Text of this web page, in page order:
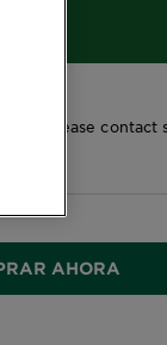
contact
AHORA